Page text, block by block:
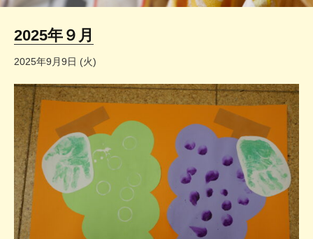
2025年９月
2025年9月9日 (火)